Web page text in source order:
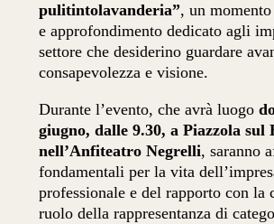
pulitintolavanderia”, un
e approfondimento dedicato agli
settore che desiderino guardare
consapevolezza e visione.
Durante l’evento, che avrà luogo
giugno, dalle 9.30, a Piazzola sul
nell’Anfiteatro Negrelli, saranno
fondamentali per la vita
professionale e del rapporto con la
ruolo della rappresentanza di